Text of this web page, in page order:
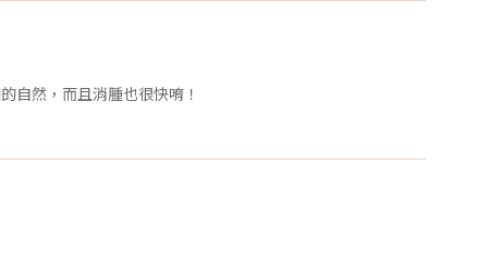
自然，而且消腫也很快唷！